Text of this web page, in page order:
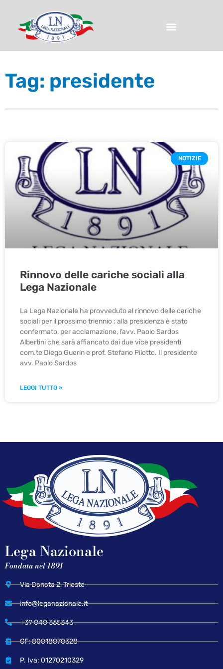
Tag: presidente
NOTIZIE
Rinnovo delle cariche sociali alla
Lega Nazionale
La Lega Nazionale ha provveduto al rinnovo delle cariche
sociali per il prossimo triennio : alla presidenza è stato
confermato, per acclamazione, l’avv. Paolo Sardos
Albertini che sarà affiancato dai due vice presidenti
com.te Diego Guerin e prof. Stefano Pilotto. Il presidente
avv. Paolo Sardos
LEGGI TUTTO »
Lega Nazionale
Fondata nel 1891
Via Donota 2, Trieste
info@leganazionale.it
+39 040 365343
CF: 80018070328
P. Iva: 01270210329